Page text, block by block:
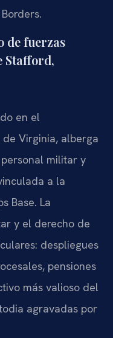
de fuerzas
Stafford,
en el
Virginia, alberga
militar y
a la
Base. La
y el derecho de
despliegues
pensiones
más valioso del
agravadas por